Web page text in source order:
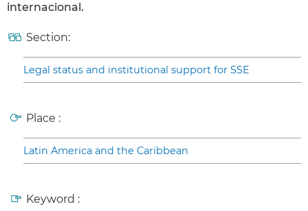
internacional.
Section:
Legal status and institutional support for SSE
Place :
Latin America and the Caribbean
Keyword :